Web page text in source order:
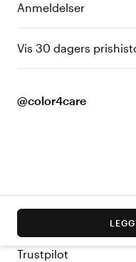
Anmeldelser
Vis 30 dagers
@color4care
Trustpilot